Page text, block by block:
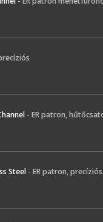
- ER patron,
Steel - ER patron,